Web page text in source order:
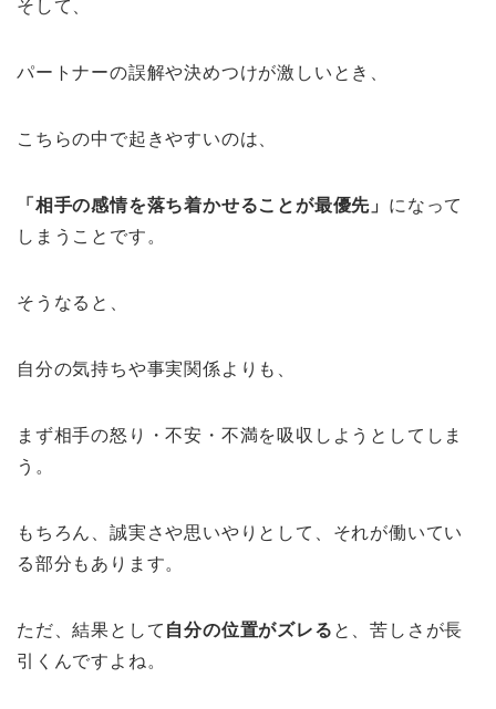
そして、
パートナーの誤解や決めつけが激しいとき、
こちらの中で起きやすいのは、
「相手の感情を落ち着かせることが最優先」 になって
しまうことです。
そうなると、
自分の気持ちや事実関係よりも、
まず相手の怒り・不安・不満を吸収しようとしてしま
う。
もちろん、誠実さや思いやりとして、それが働いてい
る部分もあります。
ただ、結果として 自分の位置がズレる と、苦しさが長
引くんですよね。